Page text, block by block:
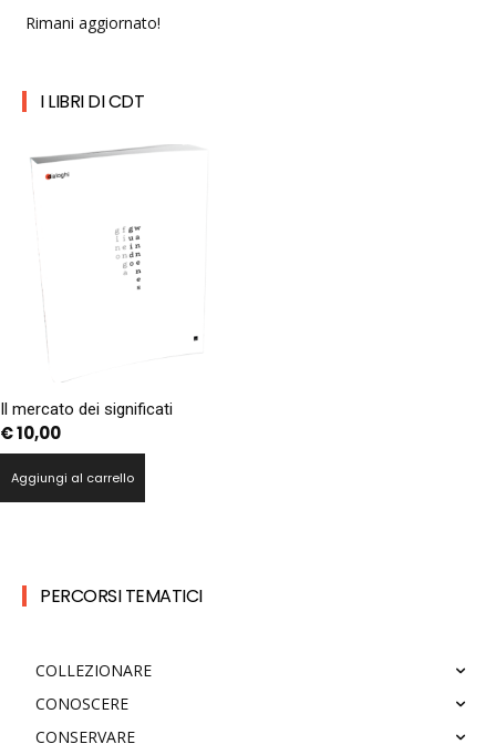
Rimani aggiornato!
I LIBRI DI CDT
Il mercato dei significati
€10,00
Aggiungi al carrello
PERCORSI TEMATICI
COLLEZIONARE
CONOSCERE
CONSERVARE